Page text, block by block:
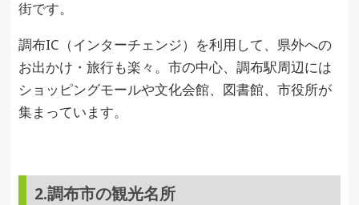
街です。
調布IC（インターチェンジ）を利用して、県外への
お出かけ・旅行も楽々。市の中心、調布駅周辺には
ショッピングモールや文化会館、図書館、市役所が
集まっています。
2.調布市の観光名所